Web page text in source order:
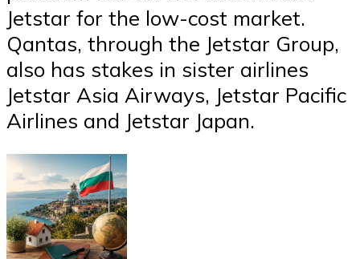
Jetstar for the low-cost market.
Qantas, through the Jetstar Group,
also has stakes in sister airlines
Jetstar Asia Airways, Jetstar Pacific
Airlines and Jetstar Japan.